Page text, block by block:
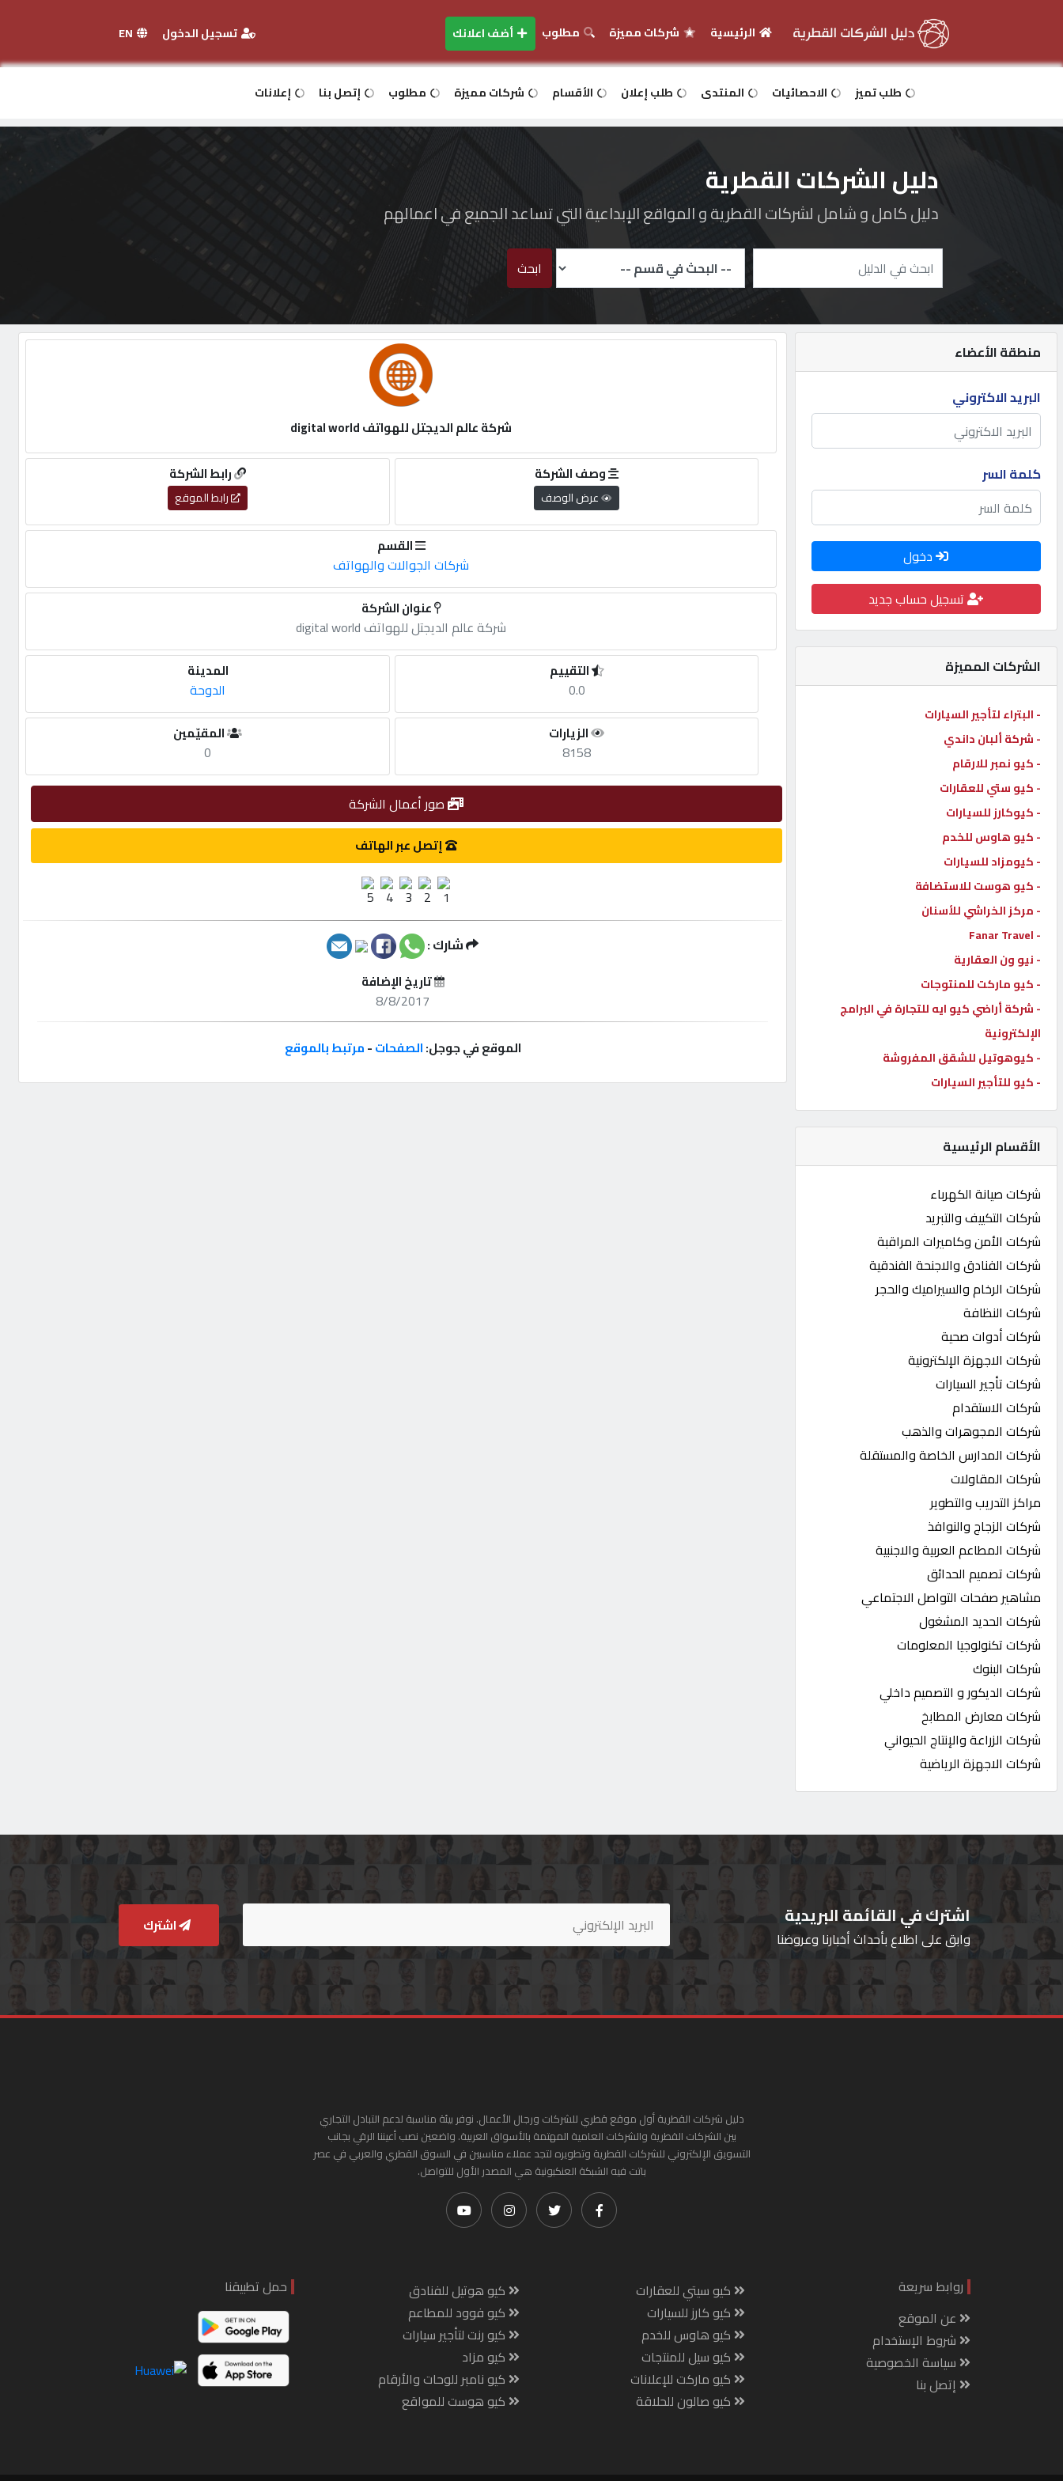
دخول
اعلانك
مطلوب
طلب
الاحصائيات
الأقسام
شركات
مميزة
إبحث
إتصل
بنا
إعلانات
المنتدى
كيو
مزاد
كيو
نمبر
كيو
كارز
كيو
الدليل
القطري
POWERED
QHOST
الرئيسية شركات مميزة مطلوب أضف اعلانك تسجيل الدخول
طلب تميز الاحصائيات المنتدى طلب إعلان الأقسام شركات مميزة مطلوب إتصل بنا إعلانات
دليل الشركات القطرية
دليل كامل و شامل لشركات القطرية و المواقع الإبداعية التي تساعد الجميع في اعمالهم
ابحث
منطقة الأعضاء
البريد الاكتروني
كلمة السر
دخول
تسجيل حساب جديد
الشركات المميزة
- البتراء لتأجير السيارات
- شركة ألبان داندي
- كيو نمبر للارقام
- كيو ستي للعقارات
- كيوكارز للسيارات
- كيو هاوس للخدم
- كيومزاد للسيارات
- كيو هوست للاستضافة
- مركز الخراشي للأسنان
- Fanar Travel
- نيو ون العقارية
- كيو ماركت للمنتوجات
- شركة أراضي كيو ايه للتجارة في البرامج
الإلكترونية
- كيوهوتيل للشقق المفروشة
- كيو للتأجير السيارات
الأقسام الرئيسية
شركات صيانة الكهرباء
شركات التكييف والتبريد
شركات الأمن وكاميرات المراقبة
شركات الفنادق والاجنحة الفندقية
شركات الرخام والسيراميك والحجر
شركات النظافة
شركات أدوات صحية
شركات الاجهزة الإلكترونية
شركات تأجير السيارات
شركات الاستقدام
شركات المجوهرات والذهب
شركات المدارس الخاصة والمستقلة
شركات المقاولات
مراكز التدريب والتطوير
شركات الزجاج والنوافذ
شركات المطاعم العربية والاجنبية
شركات تصميم الحدائق
مشاهير صفحات التواصل الاجتماعي
شركات الحديد المشغول
شركات تكنولوجيا المعلومات
شركات البنوك
شركات الديكور و التصميم داخلي
شركات معارض المطابخ
شركات الزراعة والإنتاج الحيواني
شركات الاجهزة الرياضية
شركة عالم الديجتل للهواتف digital world
رابط الشركة
رابط الموقع
وصف الشركة
عرض الوصف
القسم
شركات الجوالات والهواتف
عنوان الشركة
شركة عالم الديجتل للهواتف digital world
المدينة
الدوحة
التقييم
0.0
المقيّمين
0
الزيارات
8158
صور أعمال الشركة
إتصل عبر الهاتف
شارك :
تاريخ الإضافة
8/8/2017
الموقع في جوجل:الصفحات-مرتبط بالموقع
اشترك في القائمة البريدية
وابق على اطلاع بأحداث أخبارنا وعروضنا
اشترك
دليل شركات القطرية أول موقع قطري للشركات ورجال الأعمال. نوفر بيئة مناسبة لدعم التبادل التجاري
بين الشركات القطرية والشركات العامية المهتمة بالأسواق العربية. واضعين نصب أعيننا الرقي بجانب
التسويق الإلكتروني للشركات القطرية وتطويره لتجد عملاء مناسبين في السوق القطري والعربي في عصر
باتت فيه الشبكة العنكبونية هي المصدر الأول للتواصل.
روابط سريعة
عن الموقع
شروط الإستخدام
سياسة الخصوصية
إتصل بنا
كيو سيتي للعقارات
كيو كارز للسيارات
كيو هاوس للخدم
كيو سيل للمنتجات
كيو ماركت للإعلانات
كيو صالون للحلاقة
كيو هوتيل للفنادق
كيو فوود للمطاعم
كيو رنت لتأجير سيارات
كيو مزاد
كيو نامبر للوحات والأرقام
كيو هوست للمواقع
حمل تطبيقنا